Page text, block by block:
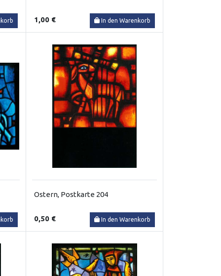
1,00 € In den Warenkorb
Ostern, Postkarte 204
0,50 € In den Warenkorb